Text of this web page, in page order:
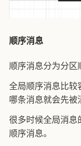
顺序消息
顺序消息分为分区
全局顺序消息比较
哪条消息就会先
很多时候全局消
顺序消息。